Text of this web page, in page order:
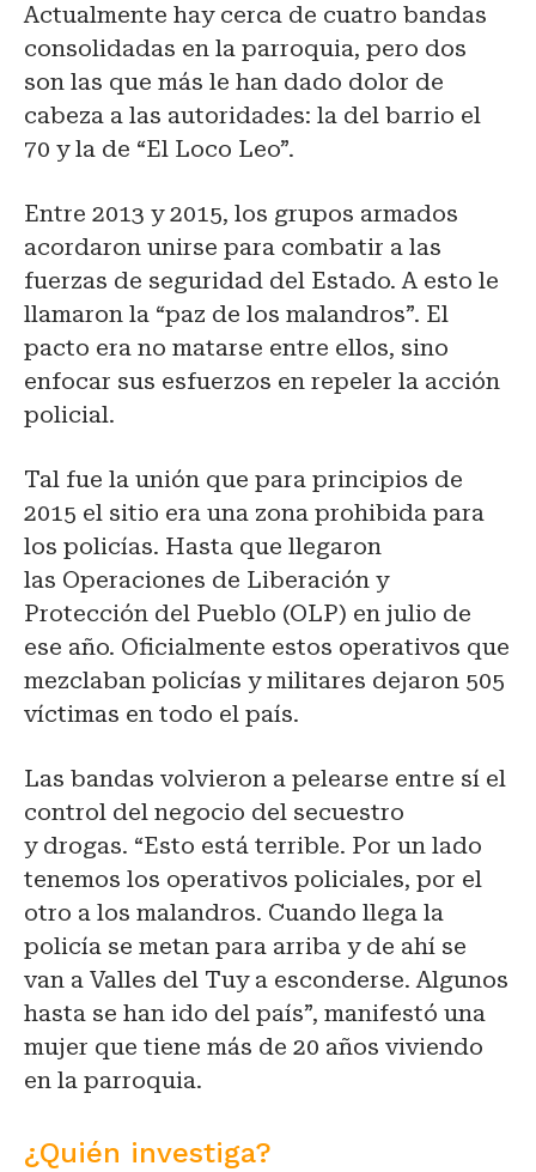
Actualmente hay cerca de cuatro bandas
consolidadas en la parroquia, pero dos
son las que más le han dado dolor de
cabeza a las autoridades: la del barrio el
70 y la de “El Loco Leo”.
Entre 2013 y 2015, los grupos armados
acordaron unirse para combatir a las
fuerzas de seguridad del Estado. A esto le
llamaron la “paz de los malandros”. El
pacto era no matarse entre ellos, sino
enfocar sus esfuerzos en repeler la acción
policial.
Tal fue la unión que para principios de
2015 el sitio era una zona prohibida para
los policías. Hasta que llegaron
las Operaciones de Liberación y
Protección del Pueblo (OLP) en julio de
ese año. Oficialmente estos operativos que
mezclaban policías y militares dejaron 505
víctimas en todo el país.
Las bandas volvieron a pelearse entre sí el
control del negocio del secuestro
y drogas. “Esto está terrible. Por un lado
tenemos los operativos policiales, por el
otro a los malandros. Cuando llega la
policía se metan para arriba y de ahí se
van a Valles del Tuy a esconderse. Algunos
hasta se han ido del país”, manifestó una
mujer que tiene más de 20 años viviendo
en la parroquia.
¿Quién investiga?